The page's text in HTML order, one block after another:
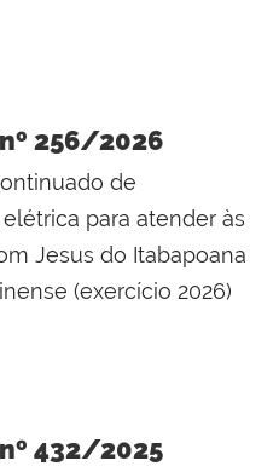
256/2026
de
para atender às
Jesus do Itabapoana
(exercício 2026)
432/2025